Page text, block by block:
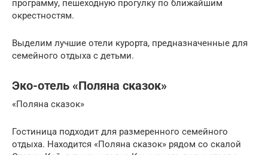
программу, пешеходную прогулку по ближайшим
окрестностям.
Выделим лучшие отели курорта, предназначенные для
семейного отдыха с детьми.
Эко-отель «Поляна сказок»
«Поляна сказок»
Гостиница подходит для размеренного семейного
отдыха. Находится «Поляна сказок» рядом со скалой